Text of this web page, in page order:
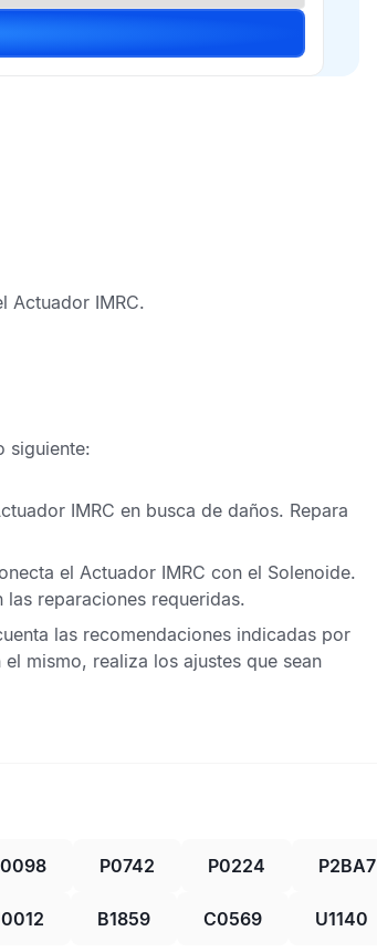
Actuador IMRC.
siguiente:
IMRC en busca de daños. Repara
el Actuador IMRC con el Solenoide.
reparaciones requeridas.
las recomendaciones indicadas por
mismo, realiza los ajustes que sean
P0742 P0224 P2BA7
B1859 C0569 U1140